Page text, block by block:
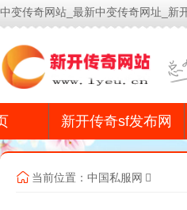
中变传奇网站_最新中变传奇网址_新
新开传奇sf发布网
当前位置： 中国私服网